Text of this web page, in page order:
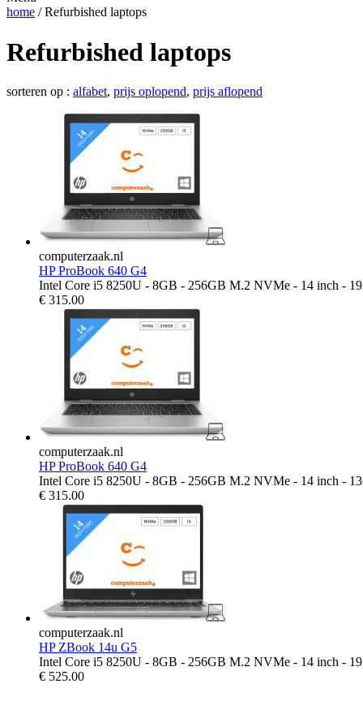
home / Refurbished laptops
Refurbished laptops
sorteren op : alfabet, prijs oplopend, prijs aflopend
computerzaak.nl
HP ProBook 640 G4
Intel Core i5 8250U - 8GB - 256GB M.2 NVMe - 14 inch -
€ 315.00
computerzaak.nl
HP ProBook 640 G4
Intel Core i5 8250U - 8GB - 256GB M.2 NVMe - 14 inch -
€ 315.00
computerzaak.nl
HP ZBook 14u G5
Intel Core i5 8250U - 8GB - 256GB M.2 NVMe - 14 inch -
€ 525.00